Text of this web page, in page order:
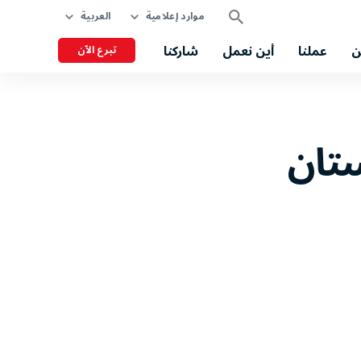
موارد إعلامية العربية
عملنا أين نعمل شاركنا تبرع الآن